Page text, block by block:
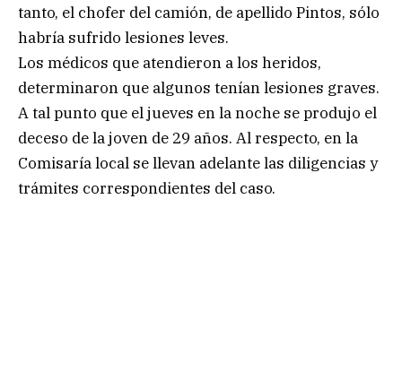
tanto, el chofer del camión, de apellido Pintos, sólo
habría sufrido lesiones leves.
Los médicos que atendieron a los heridos,
determinaron que algunos tenían lesiones graves.
A tal punto que el jueves en la noche se produjo el
deceso de la joven de 29 años. Al respecto, en la
Comisaría local se llevan adelante las diligencias y
trámites correspondientes del caso.